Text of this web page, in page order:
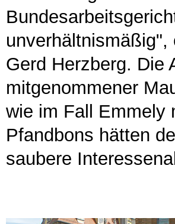
unverhältnismäßig",
Gerd Herzberg. Die
mitgenommener
wie im Fall Emmely
Pfandbons hätten
saubere